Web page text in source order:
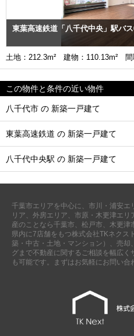
東葉高速鉄道「八千代中央」駅バ
土地：212.3m² 建物：110.13m²
この物件と条件の近い物件
八千代市 の 新築一戸建て
東葉高速鉄道 の 新築一戸建て
八千代中央駅 の 新築一戸建て
千葉市エリアを中心に、市川・浦安
リア、外房エリア、市原・木更津エ
産のことなら千葉市、松戸市、木更
県内に7店舗をもつ株式会社TKネクス
築・中古・土地・マンション）、売
グまで不動産に関するご相談を幅広
も可能です。まずはお気軽にお問い合